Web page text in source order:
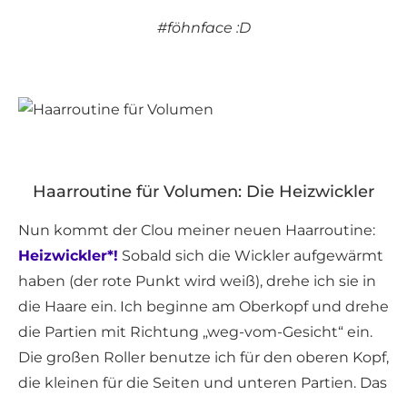
#föhnface :D
Haarroutine für Volumen: Die Heizwickler
Nun kommt der Clou meiner neuen Haarroutine:
Heizwickler*! Sobald sich die Wickler aufgewärmt
haben (der rote Punkt wird weiß), drehe ich sie in
die Haare ein. Ich beginne am Oberkopf und drehe
die Partien mit Richtung „weg-vom-Gesicht“ ein.
Die großen Roller benutze ich für den oberen Kopf,
die kleinen für die Seiten und unteren Partien. Das